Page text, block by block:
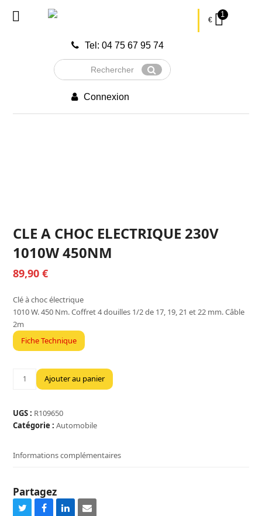
Tel: 04 75 67 95 74
Rechercher
Envoyer
Connexion
€
1
CLE A CHOC ELECTRIQUE 230V
1010W 450NM
89,90€
Clé à choc électrique
1010 W. 450 Nm. Coffret 4 douilles 1/2 de 17, 19, 21 et 22 mm. Câble
2m
Fiche Technique
quantité
A
CHOC
1010W
Ajouter au panier
UGS : R109650
Catégorie : Automobile
Informations complémentaires
Partagez